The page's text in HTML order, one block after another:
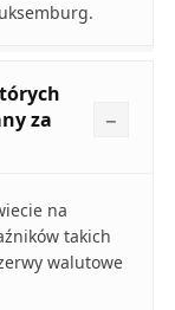
za
na
takich
walutowe